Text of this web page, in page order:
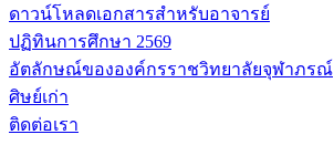
ดาวน์โหลดเอกสารสำหรับอาจารย์
ปฏิทินการศึกษา 2569
อัตลักษณ์ขององค์กรราชวิทยาลัยจุฬาภรณ์
ศิษย์เก่า
ติดต่อเรา